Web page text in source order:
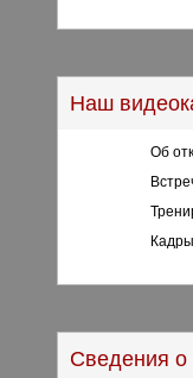
Наш
Об
Сведения о